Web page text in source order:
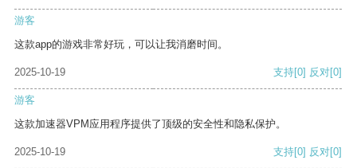
游客
这款app的游戏非常好玩，可以让我消磨时间。
2025-10-19 支持[0] 反对[0]
游客
这款加速器VPM应用程序提供了顶级的安全性和隐私保护。
2025-10-19 支持[0] 反对[0]